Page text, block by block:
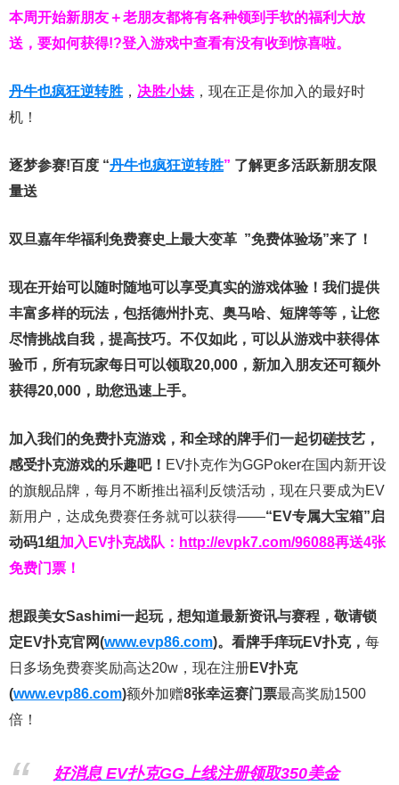
本周开始新朋友＋老朋友都将有各种领到手软的福利大放
送，要如何获得!?登入游戏中查看有没有收到惊喜啦。
丹牛也疯狂逆转胜 ， 决胜小妹 ，现在正是你加入的最好时
机！
逐梦参赛!百度 “丹牛也疯狂逆转胜” 了解更多活跃新朋友限
量送
双旦嘉年华福利免费赛史上最大变革 ”免费体验场”来了！
现在开始可以随时随地可以享受真实的游戏体验！我们提供
丰富多样的玩法，包括德州扑克、奥马哈、短牌等等，让您
尽情挑战自我，提高技巧。不仅如此， 可以从游戏中获得体
验币，所有玩家每日可以领取20,000，新加入朋友还可额外
获得20,000，助您迅速上手。
加入我们的免费扑克游戏，和全球的牌手们一起切磋技艺，
感受扑克游戏的乐趣吧！ EV扑克作为GGPoker在国内新开设
的旗舰品牌，每月不断推出福利反馈活动，现在只要成为EV
新用户，达成免费赛任务就可以获得——“EV专属大宝箱”启
动码1组 加入EV扑克战队： http://evpk7.com/96088再送4张
免费门票！
想跟美女Sashimi一起玩， 想知道最新资讯与赛程， 敬请锁
定EV扑克官网(www.evp86.com)。 看牌手痒玩EV扑克， 每
日多场免费赛奖励高达20w，现在注册EV扑克
(www.evp86.com)额外加赠8张幸运赛门票最高奖励1500
倍！
好消息 EV扑克GG上线注册领取350美金